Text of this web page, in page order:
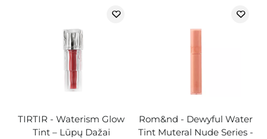
TIRTIR - Waterism Glow
Tint – Lūpų Dažai
Rom&nd - Dewyful Water
Tint Muteral Nude Series -